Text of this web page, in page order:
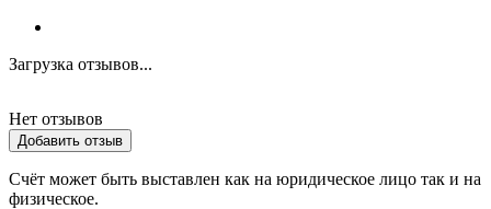
Загрузка отзывов...
Нет отзывов
Добавить отзыв
Счёт может быть выставлен как на юридическое лицо так и на
физическое.